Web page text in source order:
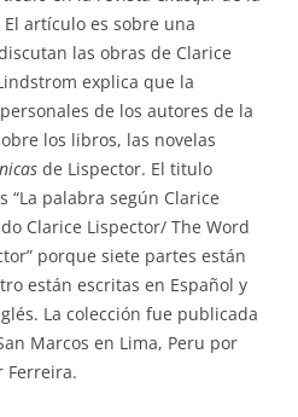
artículo es sobre una
las obras de Clarice
explica que la
de los autores de la
los libros, las novelas
de Lispector. El titulo
“La palabra según Clarice
Clarice Lispector/ The Word
porque siete partes están
están escritas en Español y
La colección fue publicada
Marcos en Lima, Peru por
Ferreira.